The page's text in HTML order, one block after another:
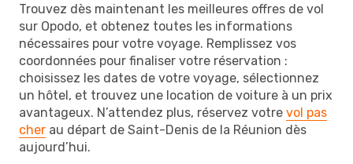
Trouvez dès maintenant les meilleures offres de vol
sur Opodo, et obtenez toutes les informations
nécessaires pour votre voyage. Remplissez vos
coordonnées pour finaliser votre réservation :
choisissez les dates de votre voyage, sélectionnez
un hôtel, et trouvez une location de voiture à un prix
avantageux. N’attendez plus, réservez votre vol pas
cher au départ de Saint-Denis de la Réunion dès
aujourd’hui.